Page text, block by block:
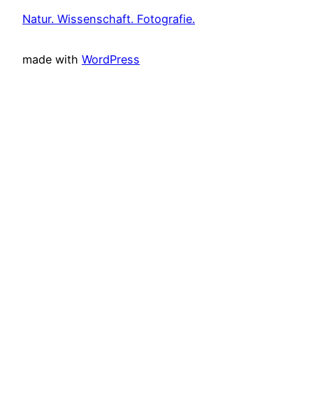
Natur. Wissenschaft. Fotografie.
made with WordPress